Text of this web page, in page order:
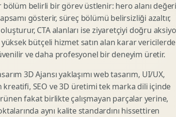
Reklam Landing Page
Urun Lansman Sayfasi
Ab Test Arayuzu
Webinar Landing Page
Form Optimizasyonu
Sales Page Tasarimi
Video Reklam Kreatifi
Outdoor Reklam
Kampanya Kimligi
Performans Kreatif
Statik Reklam Gorseli
Motion Banner
bölüm belirli bir görev üstlenir: hero alanı değeri
gösterir, süreç bölümü belirsizliği azaltır,
CTA alanları ise ziyaretçiyi doğru
yüksek bütçeli hizmet satın alan karar vericilerde
ve daha profesyonel bir deneyim üretir.
3D Ajansı yaklaşımı web tasarım, UI/UX,
SEO ve 3D üretimi tek marka dili içinde
fakat birlikte çalışmayan parçalar yerine,
aynı kalite standardını hissettiren